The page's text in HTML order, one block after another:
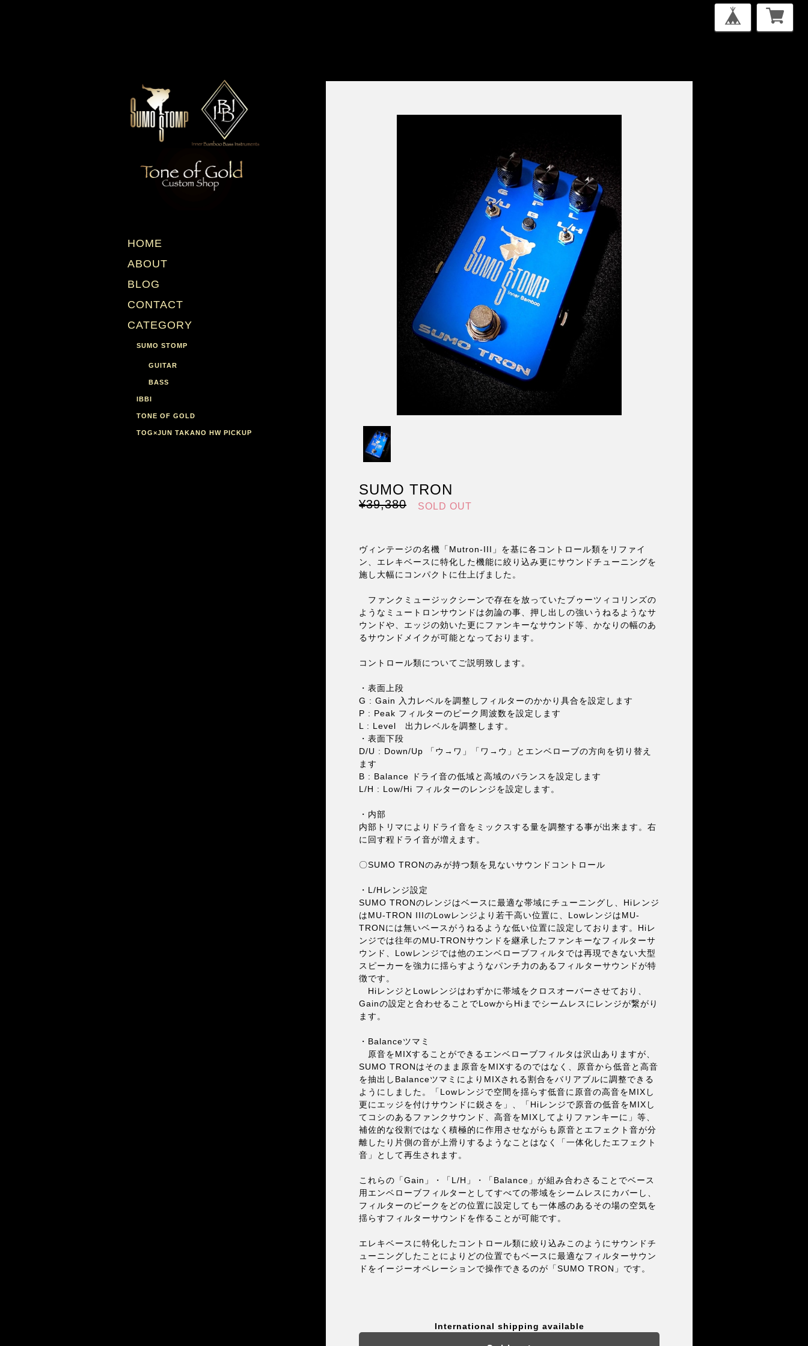
HOME
ABOUT
BLOG
CONTACT
CATEGORY
SUMO STOMP
GUITAR
BASS
IBBI
TONE OF GOLD
TOG×JUN TAKANO HW PICKUP
SUMO TRON
¥39,380 SOLD OUT
ヴィンテージの名機「Mutron-III」を基に各コントロール類をリファイ
ン、エレキベースに特化した機能に絞り込み更にサウンドチューニングを
施し大幅にコンパクトに仕上げました。
ファンクミュージックシーンで存在を放っていたブゥーツィコリンズの
ようなミュートロンサウンドは勿論の事、押し出しの強いうねるようなサ
ウンドや、エッジの効いた更にファンキーなサウンド等、かなりの幅のあ
るサウンドメイクが可能となっております。
コントロール類についてご説明致します。
・表面上段
G : Gain 入力レベルを調整しフィルターのかかり具合を設定します
P : Peak フィルターのピーク周波数を設定します
L : Level 出力レベルを調整します。
・表面下段
D/U : Down/Up 「ウ→ワ」「ワ→ウ」とエンベローブの方向を切り替え
ます
B : Balance ドライ音の低域と高域のバランスを設定します
L/H : Low/Hi フィルターのレンジを設定します。
・内部
内部トリマによりドライ音をミックスする量を調整する事が出来ます。右
に回す程ドライ音が増えます。
〇SUMO TRONのみが持つ類を見ないサウンドコントロール
・L/Hレンジ設定
SUMO TRONのレンジはベースに最適な帯域にチューニングし、Hiレンジ
はMU-TRON IIIのLowレンジより若干高い位置に、LowレンジはMU-
TRONには無いベースがうねるような低い位置に設定しております。Hiレ
ンジでは往年のMU-TRONサウンドを継承したファンキーなフィルターサ
ウンド、Lowレンジでは他のエンベローブフィルタでは再現できない大型
スピーカーを強力に揺らすようなパンチ力のあるフィルターサウンドが特
徴です。
HiレンジとLowレンジはわずかに帯域をクロスオーバーさせており、
Gainの設定と合わせることでLowからHiまでシームレスにレンジが繋がり
ます。
・Balanceツマミ
原音をMIXすることができるエンベローブフィルタは沢山ありますが、
SUMO TRONはそのまま原音をMIXするのではなく、原音から低音と高音
を抽出しBalanceツマミによりMIXされる割合をバリアブルに調整できる
ようにしました。「Lowレンジで空間を揺らす低音に原音の高音をMIXし
更にエッジを付けサウンドに鋭さを」、「Hiレンジで原音の低音をMIXし
てコシのあるファンクサウンド、高音をMIXしてよりファンキーに」等、
補佐的な役割ではなく積極的に作用させながらも原音とエフェクト音が分
離したり片側の音が上滑りするようなことはなく「一体化したエフェクト
音」として再生されます。
これらの「Gain」・「L/H」・「Balance」が組み合わさることでベース
用エンベローブフィルターとしてすべての帯域をシームレスにカバーし、
フィルターのピークをどの位置に設定しても一体感のあるその場の空気を
揺らすフィルターサウンドを作ることが可能です。
エレキベースに特化したコントロール類に絞り込みこのようにサウンドチ
ューニングしたことによりどの位置でもベースに最適なフィルターサウン
ドをイージーオペレーションで操作できるのが「SUMO TRON」です。
International shipping available